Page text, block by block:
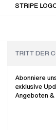
STRIPE
Abonniere
exklusive
Angeboten